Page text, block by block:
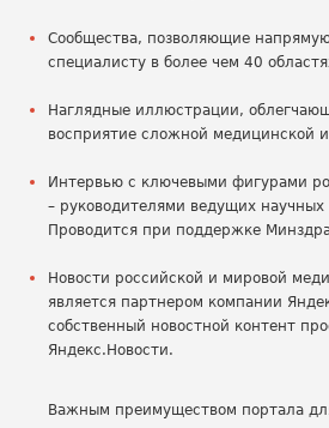
Сообщества, позволяющие
специалисту в более чем 40
Наглядные иллюстрации,
восприятие сложной медицинской
Интервью с ключевыми фигурами
– руководителями ведущих научных
Проводится при поддержке
Новости российской и мировой
является партнером компании
собственный новостной контент
Яндекс.Новости.
Важным преимуществом портала